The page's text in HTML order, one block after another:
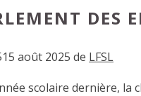
DES
15 août 2025 de LFSL
scolaire dernière, la